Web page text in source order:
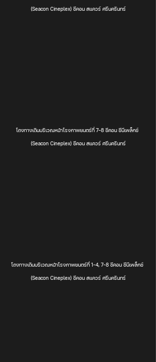
(Seacon Cineplex) ซีคอน สแควร์ ศรีนครินทร์
โถงทางเดินบริเวณหน้าโรงภาพยนตร์ที่ 7-8 ซีคอน ซีนีเพล็กซ์
(Seacon Cineplex) ซีคอน สแควร์ ศรีนครินทร์
โถงทางเดินบริเวณหน้าโรงภาพยนตร์ที่ 1-4, 7-8 ซีคอน ซีนีเพล็กซ์
(Seacon Cineplex) ซีคอน สแควร์ ศรีนครินทร์